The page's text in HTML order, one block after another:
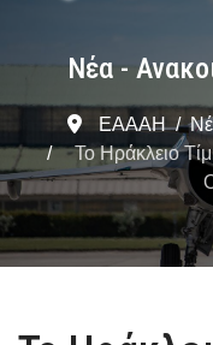
Νέα -
ΕΑΑΑΗ
Το Ηράκλειο